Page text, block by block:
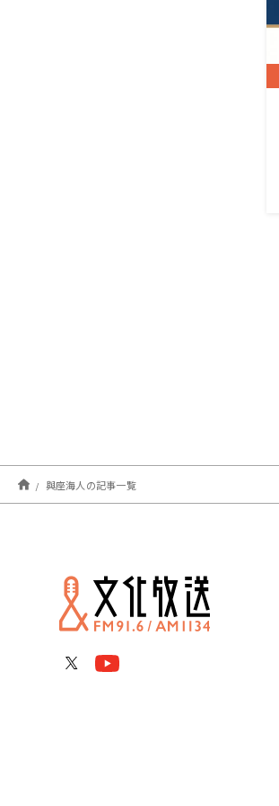
與座海人の記事一覧